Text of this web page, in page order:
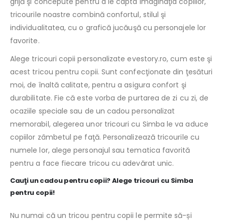
tricourile noastre combină confortul, stilul şi
individualitatea, cu o grafică jucăuşă cu personajele lor
favorite.
Alege tricouri copii personalizate evestory.ro, cum este şi
acest tricou pentru copii. Sunt confecţionate din ţesături
moi, de înaltă calitate, pentru a asigura confort şi
durabilitate. Fie că este vorba de purtarea de zi cu zi, de
ocaziile speciale sau de un cadou personalizat
memorabil, alegerea unor tricouri cu Simba le va aduce
copiilor zâmbetul pe faţă. Personalizează tricourile cu
numele lor, alege personajul sau tematica favorită
pentru a face fiecare tricou cu adevărat unic.
Cauţi un cadou pentru copii? Alege tricouri cu Simba
pentru copii!
Nu numai că un tricou pentru copii le permite să-și